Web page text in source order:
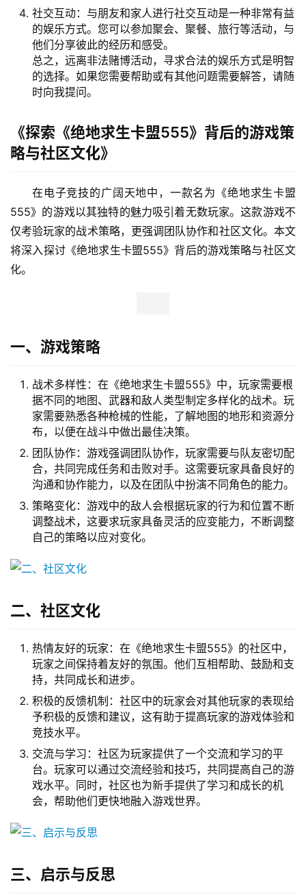
社交互动：与朋友和家人进行社交互动是一种非常有益
的娱乐方式。您可以参加聚会、聚餐、旅行等活动，与
他们分享彼此的经历和感受。
总之，远离非法赌博活动，寻求合法的娱乐方式是明智
的选择。如果您需要帮助或有其他问题需要解答，请随
时向我提问。
《探索《绝地求生卡盟555》背后的游戏策
略与社区文化》
在电子竞技的广阔天地中，一款名为《绝地求生卡盟
555》的游戏以其独特的魅力吸引着无数玩家。这款游戏不
仅考验玩家的战术策略，更强调团队协作和社区文化。本文
将深入探讨《绝地求生卡盟555》背后的游戏策略与社区文
化。
一、游戏策略
战术多样性：在《绝地求生卡盟555》中，玩家需要根
据不同的地图、武器和敌人类型制定多样化的战术。玩
家需要熟悉各种枪械的性能，了解地图的地形和资源分
布，以便在战斗中做出最佳决策。
团队协作：游戏强调团队协作，玩家需要与队友密切配
合，共同完成任务和击败对手。这需要玩家具备良好的
沟通和协作能力，以及在团队中扮演不同角色的能力。
策略变化：游戏中的敌人会根据玩家的行为和位置不断
调整战术，这要求玩家具备灵活的应变能力，不断调整
自己的策略以应对变化。
二、社区文化
热情友好的玩家：在《绝地求生卡盟555》的社区中，
玩家之间保持着友好的氛围。他们互相帮助、鼓励和支
持，共同成长和进步。
积极的反馈机制：社区中的玩家会对其他玩家的表现给
予积极的反馈和建议，这有助于提高玩家的游戏体验和
竞技水平。
交流与学习：社区为玩家提供了一个交流和学习的平
台。玩家可以通过交流经验和技巧，共同提高自己的游
戏水平。同时，社区也为新手提供了学习和成长的机
会，帮助他们更快地融入游戏世界。
三、启示与反思